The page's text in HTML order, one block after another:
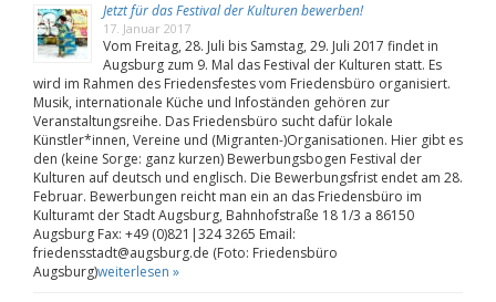
Jetzt für das Festival der Kulturen bewerben!
17. Januar 2017
Vom Freitag, 28. Juli bis Samstag, 29. Juli 2017 findet in
Augsburg zum 9. Mal das Festival der Kulturen statt. Es
wird im Rahmen des Friedensfestes vom Friedensbüro organisiert.
Musik, internationale Küche und Infoständen gehören zur
Veranstaltungsreihe. Das Friedensbüro sucht dafür lokale
Künstler*innen, Vereine und (Migranten-)Organisationen. Hier gibt es
den (keine Sorge: ganz kurzen) Bewerbungsbogen Festival der
Kulturen auf deutsch und englisch. Die Bewerbungsfrist endet am 28.
Februar. Bewerbungen reicht man ein an das Friedensbüro im
Kulturamt der Stadt Augsburg, Bahnhofstraße 18 1/3 a 86150
Augsburg Fax: +49 (0)821|324 3265 Email:
friedensstadt@augsburg.de (Foto: Friedensbüro
Augsburg)weiterlesen »